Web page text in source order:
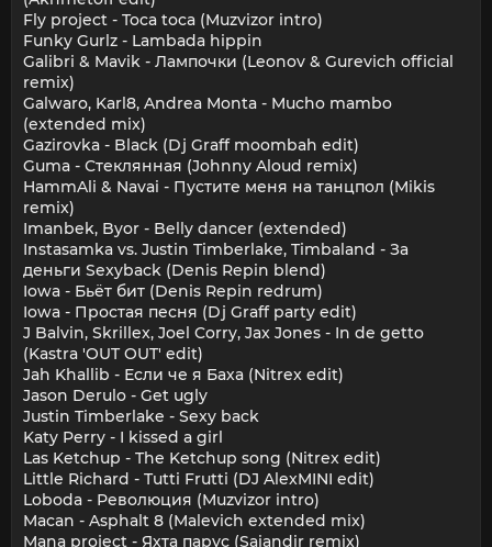
Fly project - Toca toca (Muzvizor intro)
Funky Gurlz - Lambada hippin
Galibri & Mavik - Лампочки (Leonov & Gurevich official
remix)
Galwaro, Karl8, Andrea Monta - Mucho mambo
(extended mix)
Gazirovka - Black (Dj Graff moombah edit)
Guma - Стеклянная (Johnny Aloud remix)
HammAli & Navai - Пустите меня на танцпол (Mikis
remix)
Imanbek, Byor - Belly dancer (extended)
Instasamka vs. Justin Timberlake, Timbaland - За
деньги Sexyback (Denis Repin blend)
Iowa - Бьёт бит (Denis Repin redrum)
Iowa - Простая песня (Dj Graff party edit)
J Balvin, Skrillex, Joel Corry, Jax Jones - In de getto
(Kastra 'OUT OUT' edit)
Jah Khallib - Если че я Баха (Nitrex edit)
Jason Derulo - Get ugly
Justin Timberlake - Sexy back
Katy Perry - I kissed a girl
Las Ketchup - The Ketchup song (Nitrex edit)
Little Richard - Tutti Frutti (DJ AlexMINI edit)
Loboda - Революция (Muzvizor intro)
Macan - Asphalt 8 (Malevich extended mix)
Mana project - Яхта парус (Saiandir remix)